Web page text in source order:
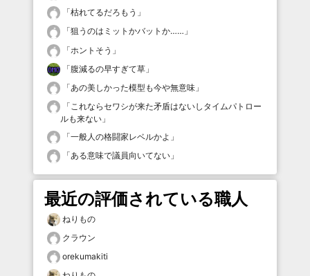
「枯れてるだろもう 」
「狙うのはミットかバットか…… 」
「ホントそう 」
「腹減るの早すぎて草 」
「あの美しかった模型も今や無意味 」
「これならセワシが来た矛盾はないしタイムパトロー
ルも来ない 」
「一般人の格闘家レベルかよ 」
「ある意味で議員向いてない 」
最近の評価されている職人
ねりもの
クラウン
orekumakiti